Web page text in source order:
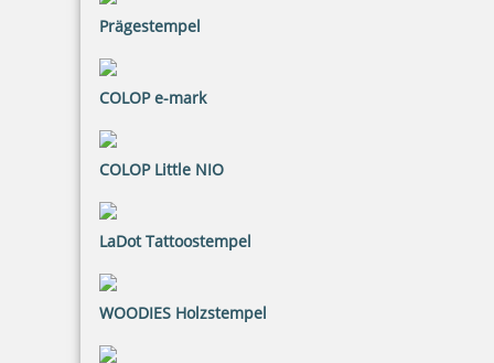
Prägestempel
COLOP e-mark
COLOP Little NIO
LaDot Tattoostempel
WOODIES Holzstempel
20,26 €
inkl. 20.00 % Mwst.